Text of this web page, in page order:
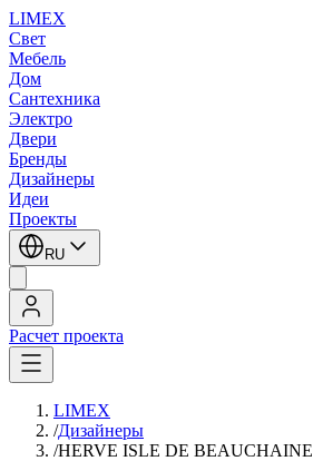
LIMEX
Свет
Мебель
Дом
Сантехника
Электро
Двери
Бренды
Дизайнеры
Идеи
Проекты
RU
Расчет проекта
LIMEX
/Дизайнеры
/HERVE ISLE DE BEAUCHAINE